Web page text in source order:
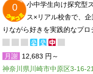
0
小中学生向け探究型
ス×リアル校舎で、
りながら好きを実践的なプロ
月謝 12,683 円～
神奈川県川崎市中原区3-16-